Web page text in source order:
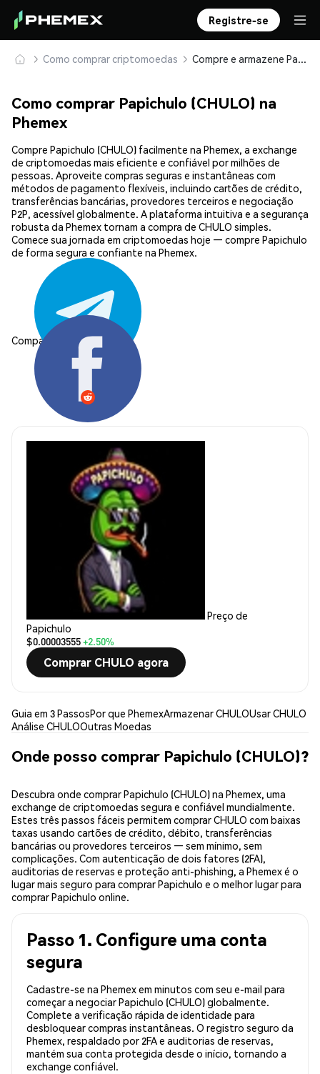
Registre-se
Como comprar criptomoedas Compre e armazene Papichulo (CHULO) com segurança
Como comprar Papichulo (CHULO) na
Phemex
Compre Papichulo (CHULO) facilmente na Phemex, a exchange
de criptomoedas mais eficiente e confiável por milhões de
pessoas. Aproveite compras seguras e instantâneas com
métodos de pagamento flexíveis, incluindo cartões de crédito,
transferências bancárias, provedores terceiros e negociação
P2P, acessível globalmente. A plataforma intuitiva e a segurança
robusta da Phemex tornam a compra de CHULO simples.
Comece sua jornada em criptomoedas hoje — compre Papichulo
de forma segura e confiante na Phemex.
Compartilhar:
Preço de
Papichulo
$0.00003555+2.50%
Comprar CHULO agora
Guia em 3 PassosPor que PhemexArmazenar CHULOUsar CHULO
Análise CHULOOutras Moedas
Onde posso comprar Papichulo (CHULO)?
Descubra onde comprar Papichulo (CHULO) na Phemex, uma
exchange de criptomoedas segura e confiável mundialmente.
Estes três passos fáceis permitem comprar CHULO com baixas
taxas usando cartões de crédito, débito, transferências
bancárias ou provedores terceiros — sem mínimo, sem
complicações. Com autenticação de dois fatores (2FA),
auditorias de reservas e proteção anti-phishing, a Phemex é o
lugar mais seguro para comprar Papichulo e o melhor lugar para
comprar Papichulo online.
Passo 1. Configure uma conta
segura
Cadastre-se na Phemex em minutos com seu e-mail para
começar a negociar Papichulo (CHULO) globalmente.
Complete a verificação rápida de identidade para
desbloquear compras instantâneas. O registro seguro da
Phemex, respaldado por 2FA e auditorias de reservas,
mantém sua conta protegida desde o início, tornando a
exchange confiável.